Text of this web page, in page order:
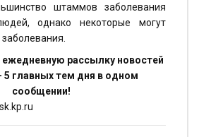
штаммов заболевания
однако некоторые могут
рассылку новостей
5 главных тем дня в одном
сообщении!